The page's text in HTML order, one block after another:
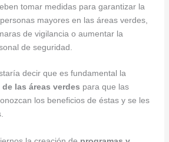
tomar medidas para garantizar la
mayores en las áreas verdes,
de vigilancia o aumentar la
de seguridad.
decir que es fundamental la
las áreas verdes para que las
los beneficios de éstas y se les